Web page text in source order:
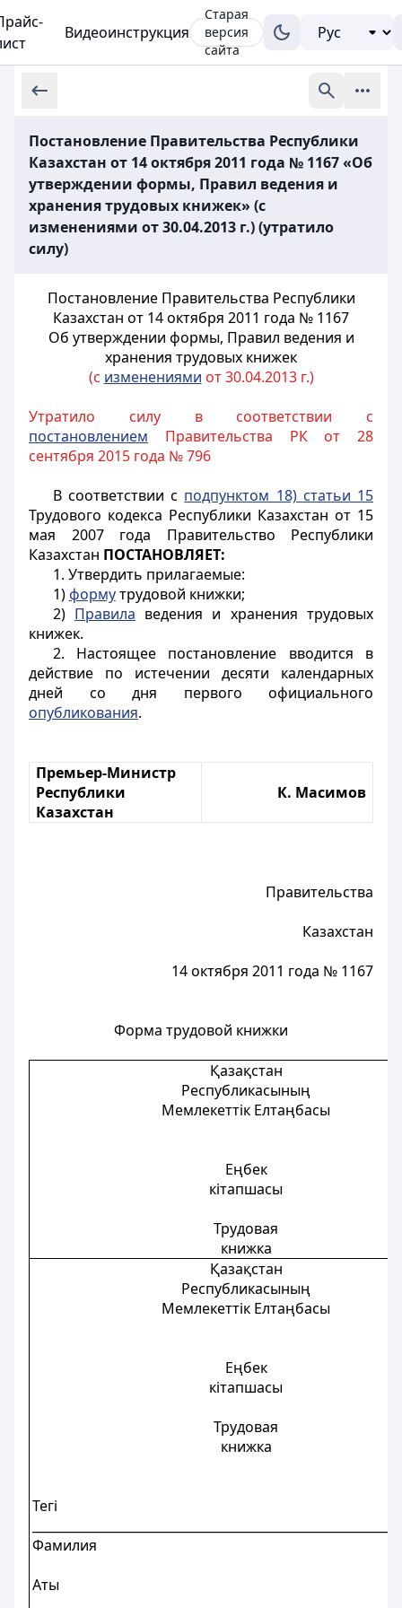
Видеоинструкция
Старая
версия
сайта
Постановление Правительства Республики
Казахстан от 14 октября 2011 года № 1167 «Об
утверждении формы, Правил ведения и
хранения трудовых книжек» (с
изменениями от 30.04.2013 г.) (утратило
силу)
Постановление Правительства Республики
Казахстан от 14 октября 2011 года № 1167
Об утверждении формы, Правил ведения и
хранения трудовых книжек
(с изменениями от 30.04.2013 г.)
Утратило силу в соответствии с
постановлением Правительства РК от 28
сентября 2015 года № 796
В соответствии с подпунктом 18) статьи 15
Трудового кодекса Республики Казахстан от 15
мая 2007 года Правительство Республики
Казахстан ПОСТАНОВЛЯЕТ:
1. Утвердить прилагаемые:
1)формутрудовой книжки;
2) Правила ведения и хранения трудовых
книжек.
2. Настоящее постановление вводится в
действие по истечении десяти календарных
дней со дня первого официального
опубликования.
Премьер-Министр
Республики
Казахстан
К. Масимов
Правительства
Казахстан
14 октября 2011 года № 1167
Форма трудовой книжки
Қазақстан
Республикасының
Мемлекеттік Елтаңбасы
Еңбек
кітапшасы
Трудовая
книжка
Қазақстан
Республикасының
Мемлекеттік Елтаңбасы
Еңбек
кітапшасы
Трудовая
книжка
Тегі
Фамилия
Аты